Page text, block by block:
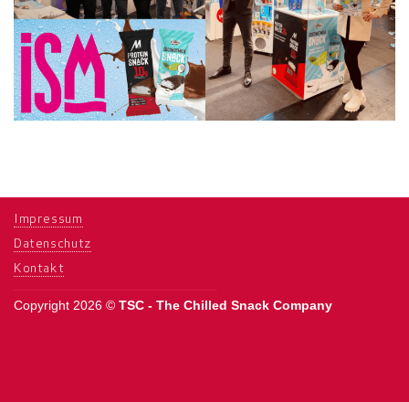
Impressum
Datenschutz
Kontakt
Copyright 2026 © TSC - The Chilled Snack Company